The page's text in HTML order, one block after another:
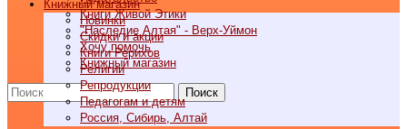
Книги Живой Этики
"Наследие Алтая" - Верх-Уймон
Хочу помочь
Книжный магазин
Поиск
Книжный магазин
Новинки
Скидки и акции
Книги Рерихов
Религии
Репродукции
Педагогам и детям
Россия, Сибирь, Алтай